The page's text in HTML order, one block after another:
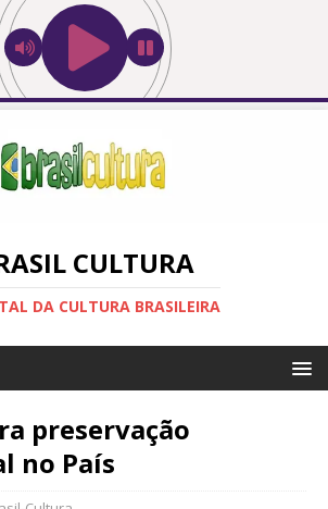
CULTURA
DA CULTURA BRASILEIRA
preservação
no País